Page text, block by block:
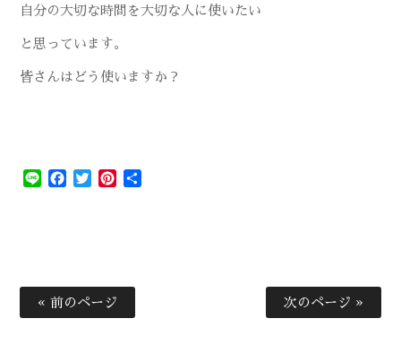
自分の大切な時間を大切な人に使いたい
と思っています。
皆さんはどう使いますか？
Line Facebook
TwitterPinterest
« 前のページ 次のページ »